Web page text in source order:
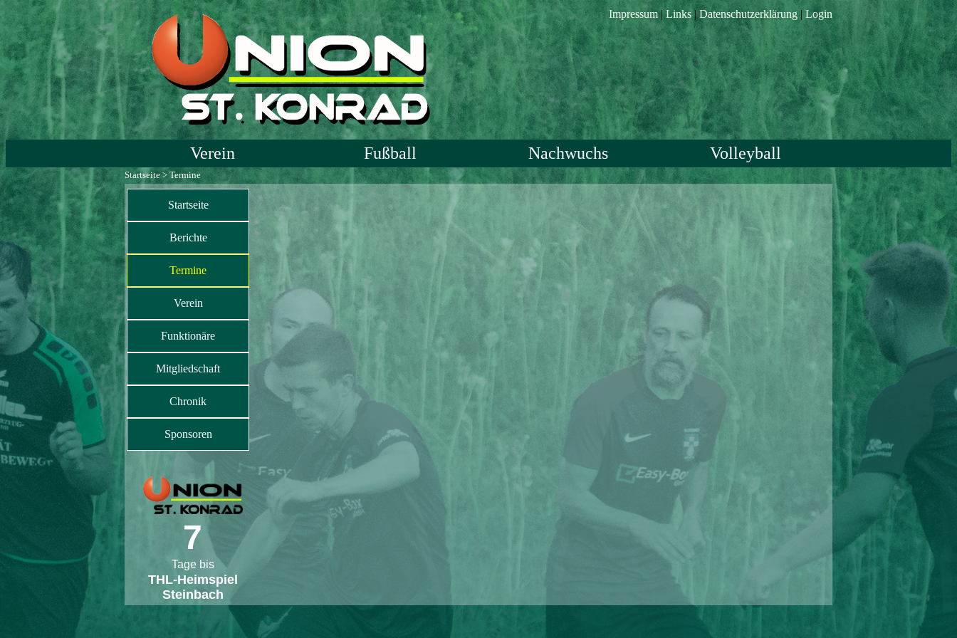
Impressum| Links| Datenschutzerklärung| Login
Verein Fußball Nachwuchs Volleyball
Startseite > Termine
Startseite
Berichte
Termine
Verein
Funktionäre
Mitgliedschaft
Chronik
Sponsoren
7
Tage bis
THL-Heimspiel
Steinbach